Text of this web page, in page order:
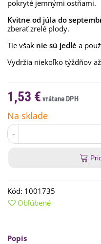
pokryté jemnými ostňami.
Kvitne od júla do
zberať zrelé plody.
Tie však nie sú jedlé a
Vydržia niekoľko týždňov
1,53 €
Na sklade
-
Kód: 1001735
Obľúbené
Popis